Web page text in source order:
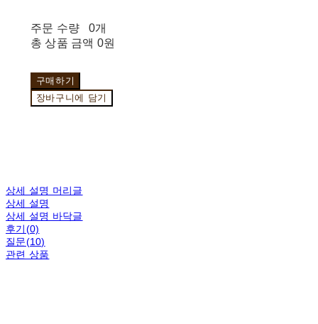
주문 수량
0개
총 상품 금액 0원
구매하기
장바구니에 담기
상세 설명 머리글
상세 설명
상세 설명 바닥글
후기(0)
질문(10)
관련 상품